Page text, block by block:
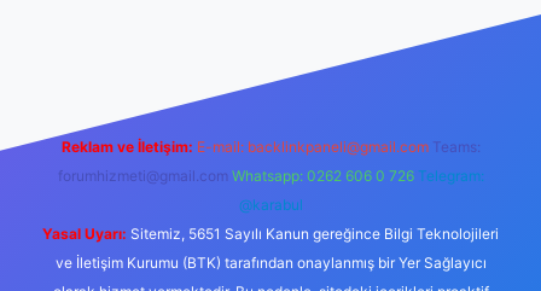
Reklam ve İletişim: E-mail: backlinkpaneli@gmail.com Teams:
forumhizmeti@gmail.com Whatsapp: 0262 606 0 726 Telegram:
@karabul
Yasal Uyarı: Sitemiz, 5651 Sayılı Kanun gereğince Bilgi Teknolojileri
ve İletişim Kurumu (BTK) tarafından onaylanmış bir Yer Sağlayıcı